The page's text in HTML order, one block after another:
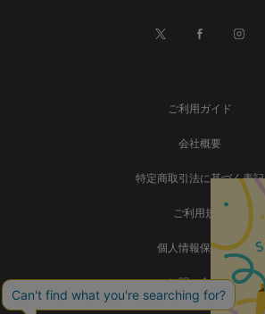
ご利用ガイド
会社概要
特定商取引法に基づく表記
ご利用規約
個人情報保護方針
お問い合わせ